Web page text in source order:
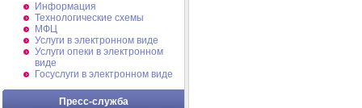
Информация
Технологические схемы
МФЦ
Услуги в электронном виде
Услуги опеки в электронном
виде
Госуслуги в электронном виде
Пресс-служба